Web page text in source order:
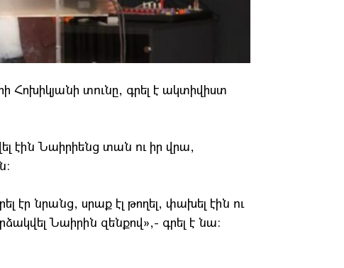
Հոխիկյանի տունը, գրել է ակտիվիստ
էին Նաիրիենց տան ու իր վրա,
նրանց, սրաք էլ թողել, փախել էին ու
Նաիրին զենքով»,- գրել է նա: